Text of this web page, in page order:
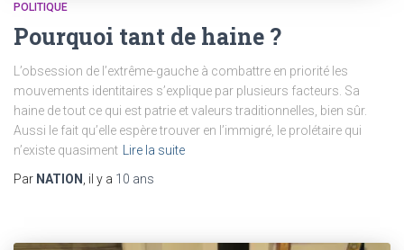
POLITIQUE
Pourquoi tant de haine ?
L’obsession de l’extrême-gauche à combattre en priorité les
mouvements identitaires s’explique par plusieurs facteurs. Sa
haine de tout ce qui est patrie et valeurs traditionnelles, bien sûr.
Aussi le fait qu’elle espère trouver en l’immigré, le prolétaire qui
n’existe quasiment Lire la suite
Par NATION , il y a 10 ans